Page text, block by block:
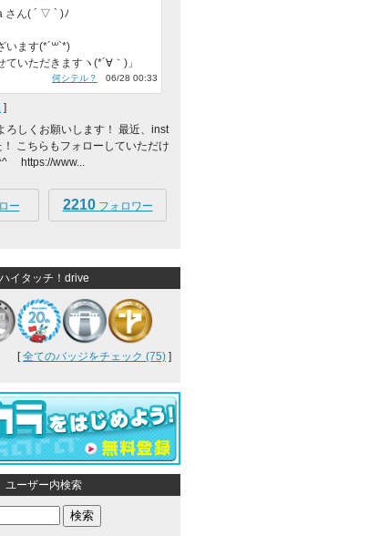
さん( ´ ▽ ` )ﾉ
います(*´꒳`*)
ていただきますヽ(*´∀｀)」
何シテル？ 06/28 00:33
]
ろしくお願いします！ 最近、inst
こちらもフォローしていただけ
ゞ https://www...
ー 2210フォロワー
ハイタッチ！drive
[全てのバッジをチェック (75) ]
ユーザー内検索